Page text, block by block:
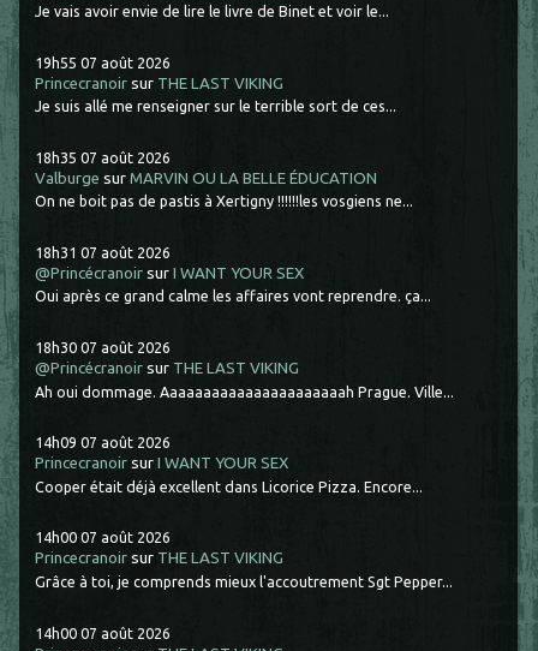
Je vais avoir envie de lire le livre de Binet et voir le...
19h55 07 août 2026
Princecranoir sur THE LAST VIKING
Je suis allé me renseigner sur le terrible sort de ces...
18h35 07 août 2026
Valburge surMARVIN OU LA BELLE ÉDUCATION
On ne boit pas de pastis à Xertigny !!!!!!les vosgiens ne...
18h31 07 août 2026
@Princécranoir surI WANT YOUR SEX
Oui après ce grand calme les affaires vont reprendre. ça...
18h30 07 août 2026
@Princécranoir sur THE LAST VIKING
Ah oui dommage. Aaaaaaaaaaaaaaaaaaaaaah Prague. Ville...
14h09 07 août 2026
Princecranoir surI WANT YOUR SEX
Cooper était déjà excellent dans Licorice Pizza. Encore...
14h00 07 août 2026
Princecranoir sur THE LAST VIKING
Grâce à toi, je comprends mieux l'accoutrement Sgt Pepper...
14h00 07 août 2026